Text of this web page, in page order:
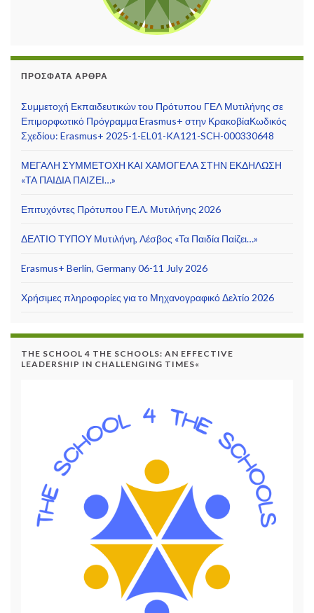
ΠΡΌΣΦΑΤΑ ΆΡΘΡΑ
Συμμετοχή Εκπαιδευτικών του Πρότυπου ΓΕΛ Μυτιλήνης σε
Επιμορφωτικό Πρόγραμμα Erasmus+ στην ΚρακοβίαΚωδικός
Σχεδίου: Erasmus+ 2025-1-EL01-KA121-SCH-000330648
ΜΕΓΑΛΗ ΣΥΜΜΕΤΟΧΗ ΚΑΙ ΧΑΜΟΓΕΛΑ ΣΤΗΝ ΕΚΔΗΛΩΣΗ
«ΤΑ ΠΑΙΔΙΑ ΠΑΙΖΕΙ…»
Επιτυχόντες Πρότυπου ΓΕ.Λ. Μυτιλήνης 2026
ΔΕΛΤΙΟ ΤΥΠΟΥ Μυτιλήνη, Λέσβος «Τα Παιδία Παίζει…»
Erasmus+ Berlin, Germany 06-11 July 2026
Χρήσιμες πληροφορίες για το Μηχανογραφικό Δελτίο 2026
THE SCHOOL 4 THE SCHOOLS: AN EFFECTIVE
LEADERSHIP IN CHALLENGING TIMES«